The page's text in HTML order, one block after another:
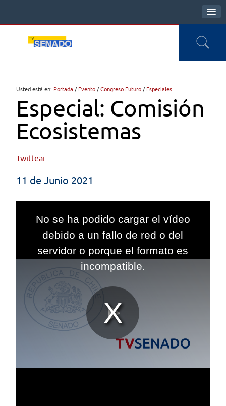
Usted está en: Portada / Evento /Congreso Futuro / Especiales
Especial: Comisión
Ecosistemas
Twittear
11 de Junio 2021
window.
No se ha podido cargar el vídeo
debido a un fallo de red o del
servidor o porque el formato es
incompatible.